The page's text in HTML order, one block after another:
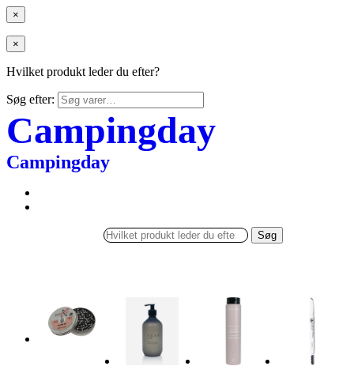
×
×
Hvilket produkt leder du efter?
Søg efter:
Campingday
Campingday
Søg